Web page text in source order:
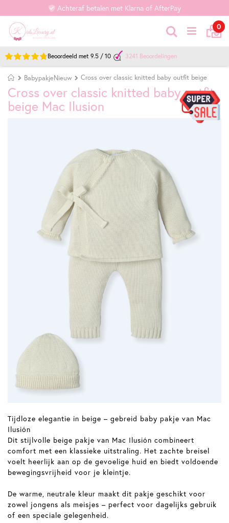
Achteraf betalen met Klarna of AfterPay
0
Zoek
Beoordeeld met 9.5 / 10 3241 Beoordelingen
Home
BabypakjeNieuw Cross over classic knitted baby outfit beige
Cross over classic knitted baby outfit
beige Mac Ilusion
Tijdloze elegantie in beige – gebreid baby pakje van Mac
Ilusión
Dit stijlvolle beige pakje van Mac Ilusión combineert
comfort met een klassieke uitstraling. Het zachte breisel
voelt heerlijk aan op de gevoelige huid en biedt voldoende
bewegingsvrijheid voor je kleintje.
De warme, neutrale kleur maakt dit pakje geschikt voor
zowel jongens als meisjes – perfect voor dagelijks gebruik
of een speciale gelegenheid.